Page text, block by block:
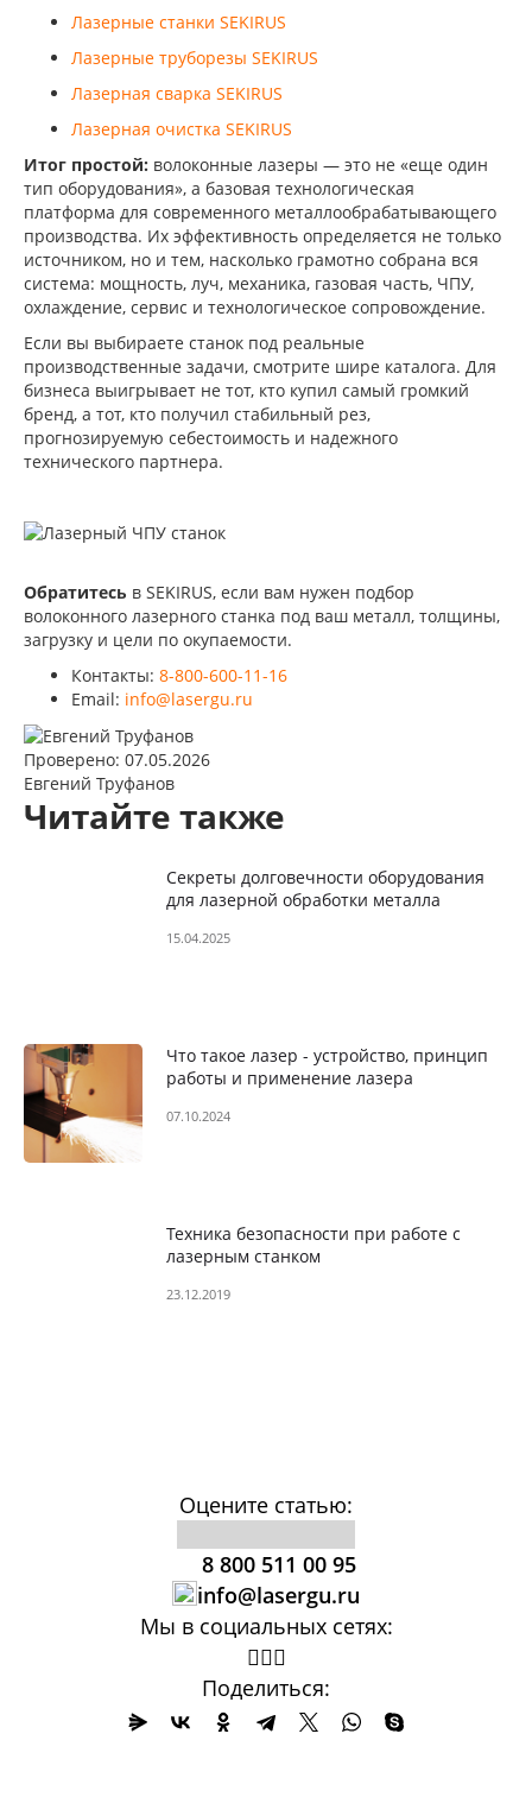
Лазерные станки SEKIRUS
Лазерные труборезы SEKIRUS
Лазерная сварка SEKIRUS
Лазерная очистка SEKIRUS
Итог простой: волоконные лазеры — это не «еще один
тип оборудования», а базовая технологическая
платформа для современного металлообрабатывающего
производства. Их эффективность определяется не только
источником, но и тем, насколько грамотно собрана вся
система: мощность, луч, механика, газовая часть, ЧПУ,
охлаждение, сервис и технологическое сопровождение.
Если вы выбираете станок под реальные
производственные задачи, смотрите шире каталога. Для
бизнеса выигрывает не тот, кто купил самый громкий
бренд, а тот, кто получил стабильный рез,
прогнозируемую себестоимость и надежного
технического партнера.
Обратитесь в SEKIRUS, если вам нужен подбор
волоконного лазерного станка под ваш металл, толщины,
загрузку и цели по окупаемости.
Контакты: 8-800-600-11-16
Email: info@lasergu.ru
Проверено: 07.05.2026
Евгений Труфанов
Читайте также
Секреты долговечности оборудования
для лазерной обработки металла
15.04.2025
Что такое лазер - устройство, принцип
работы и применение лазера
07.10.2024
Техника безопасности при работе с
лазерным станком
23.12.2019
Оцените статью:
8 800 511 00 95
info@lasergu.ru
Поделиться:
Мы в социальных сетях: